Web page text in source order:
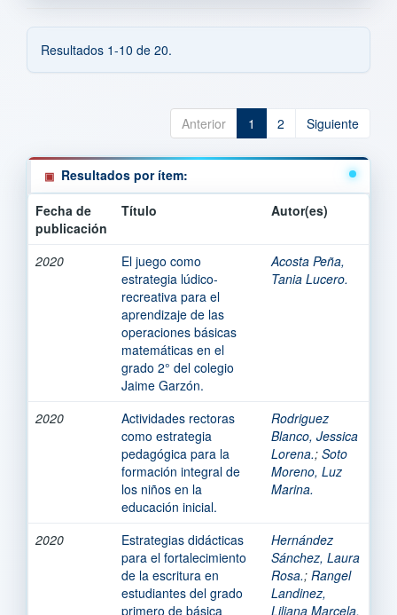
Resultados 1-10 de 20.
Anterior 1 2 Siguiente
Resultados por ítem:
Fecha de
publicación
Título Autor(es)
2020
El juego como
estrategia lúdico-
recreativa para el
aprendizaje de las
operaciones básicas
matemáticas en el
grado 2° del colegio
Jaime Garzón.
Acosta Peña,
Tania Lucero.
2020
Actividades rectoras
como estrategia
pedagógica para la
formación integral de
los niños en la
educación inicial.
Rodriguez
Blanco, Jessica
Lorena.; Soto
Moreno, Luz
Marina.
2020
Estrategias didácticas
para el fortalecimiento
de la escritura en
estudiantes del grado
primero de básica
Hernández
Sánchez, Laura
Rosa.; Rangel
Landinez,
Liliana Marcela.